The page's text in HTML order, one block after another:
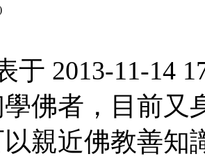
于 2013-11-14
佛者，目前又
親近佛教善知